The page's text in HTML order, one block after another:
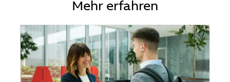
Mehr erfahren